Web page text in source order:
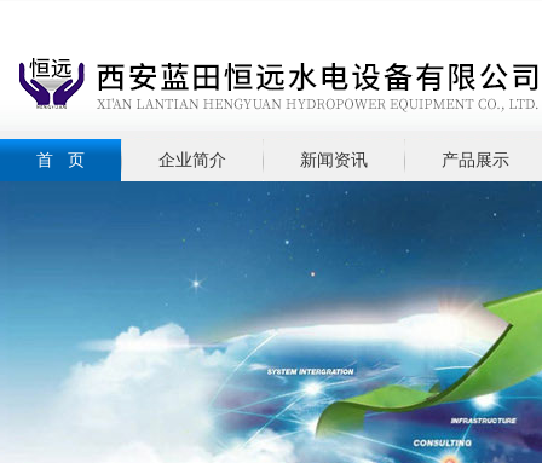
首 页 企业简介 新闻资讯 产品展示